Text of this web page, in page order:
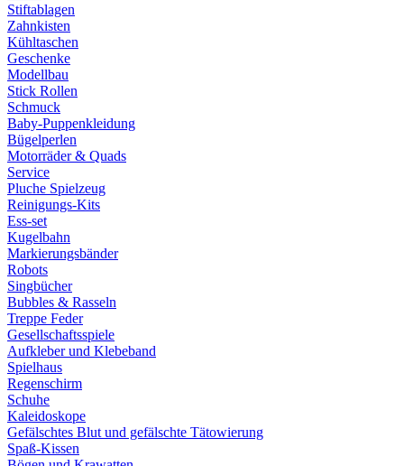
Stiftablagen
Zahnkisten
Kühltaschen
Geschenke
Modellbau
Stick Rollen
Schmuck
Baby-Puppenkleidung
Bügelperlen
Motorräder & Quads
Service
Pluche Spielzeug
Reinigungs-Kits
Ess-set
Kugelbahn
Markierungsbänder
Robots
Singbücher
Bubbles & Rasseln
Treppe Feder
Gesellschaftsspiele
Aufkleber und Klebeband
Spielhaus
Regenschirm
Schuhe
Kaleidoskope
Gefälschtes Blut und gefälschte Tätowierung
Spaß-Kissen